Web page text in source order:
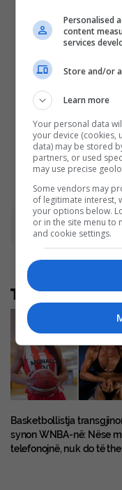
When Fame Meets
6 Celebrity Stories
Të tjera nga
Basketbollistja
synon WNBA-në: Nëse
telefonojnë, nuk do të
Personalised
content
services
Store and/or
Learn more
Your personal data
your device (cookies,
data) may be stored
partners, or used
may use precise
Some vendors may
of legitimate interest,
your options below.
or in the site menu to
and cookie settings.